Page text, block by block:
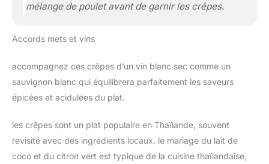
mélange de poulet avant de garnir les crêpes.
Accords mets et vins
accompagnez ces crêpes d’un vin blanc sec comme un
sauvignon blanc qui équilibrera parfaitement les saveurs
épicées et acidulées du plat.
les crêpes sont un plat populaire en Thaïlande, souvent
revisité avec des ingrédients locaux. le mariage du lait de
coco et du citron vert est typique de la cuisine thaïlandaise,